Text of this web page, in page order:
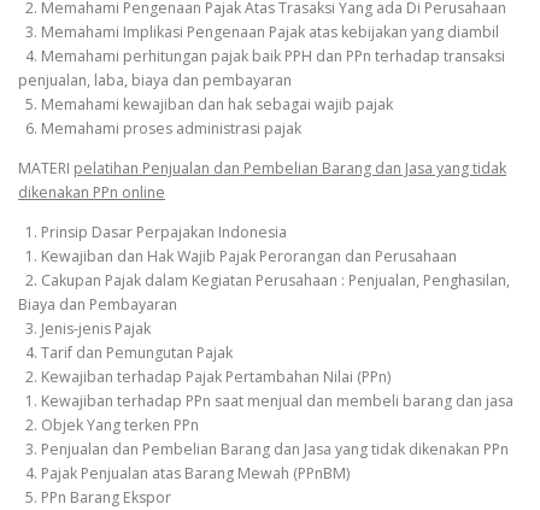
2. Memahami Pengenaan Pajak Atas Trasaksi Yang ada Di Perusahaan
3. Memahami Implikasi Pengenaan Pajak atas kebijakan yang diambil
4. Memahami perhitungan pajak baik PPH dan PPn terhadap transaksi
penjualan, laba, biaya dan pembayaran
5. Memahami kewajiban dan hak sebagai wajib pajak
6. Memahami proses administrasi pajak
MATERI pelatihan Penjualan dan Pembelian Barang dan Jasa yang tidak
dikenakan PPn online
1. Prinsip Dasar Perpajakan Indonesia
1. Kewajiban dan Hak Wajib Pajak Perorangan dan Perusahaan
2. Cakupan Pajak dalam Kegiatan Perusahaan : Penjualan, Penghasilan,
Biaya dan Pembayaran
3. Jenis-jenis Pajak
4. Tarif dan Pemungutan Pajak
2. Kewajiban terhadap Pajak Pertambahan Nilai (PPn)
1. Kewajiban terhadap PPn saat menjual dan membeli barang dan jasa
2. Objek Yang terken PPn
3. Penjualan dan Pembelian Barang dan Jasa yang tidak dikenakan PPn
4. Pajak Penjualan atas Barang Mewah (PPnBM)
5. PPn Barang Ekspor